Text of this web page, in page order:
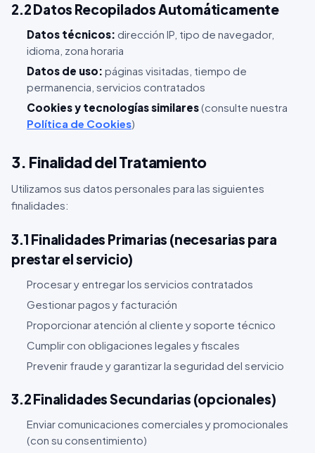
2.2 Datos Recopilados Automáticamente
Datos técnicos: dirección IP, tipo de navegador,
idioma, zona horaria
Datos de uso: páginas visitadas, tiempo de
permanencia, servicios contratados
Cookies y tecnologías similares(consulte nuestra
Política de Cookies)
3. Finalidad del Tratamiento
Utilizamos sus datos personales para las siguientes
finalidades:
3.1 Finalidades Primarias (necesarias para
prestar el servicio)
Procesar y entregar los servicios contratados
Gestionar pagos y facturación
Proporcionar atención al cliente y soporte técnico
Cumplir con obligaciones legales y fiscales
Prevenir fraude y garantizar la seguridad del servicio
3.2 Finalidades Secundarias (opcionales)
Enviar comunicaciones comerciales y promocionales
(con su consentimiento)